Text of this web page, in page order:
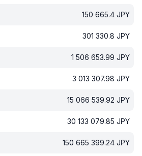
150 665.4 JPY
301 330.8 JPY
1 506 653.99 JPY
3 013 307.98 JPY
15 066 539.92 JPY
30 133 079.85 JPY
150 665 399.24 JPY